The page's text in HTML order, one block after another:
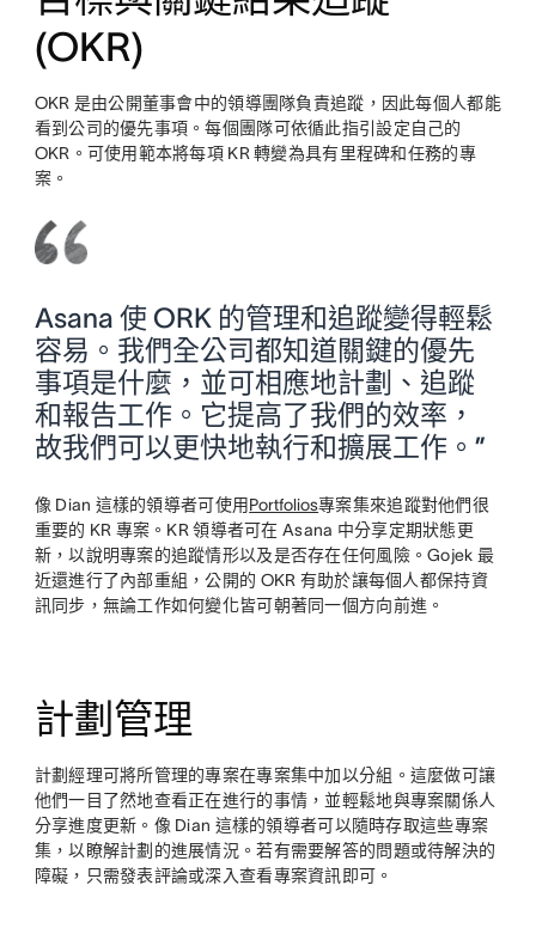
(OKR)
OKR 是由公開董事會中的領導團隊負責追蹤，因此每個人都能
看到公司的優先事項。每個團隊可依循此指引設定自己的
OKR。可使用範本將每項 KR 轉變為具有里程碑和任務的專
案。
Asana 使 ORK 的管理和追蹤變得輕鬆
容易。我們全公司都知道關鍵的優先
事項是什麼，並可相應地計劃、追蹤
和報告工作。它提高了我們的效率，
故我們可以更快地執行和擴展工作。”
像 Dian 這樣的領導者可使用Portfolios專案集來追蹤對他們很
重要的 KR 專案。KR 領導者可在 Asana 中分享定期狀態更
新，以說明專案的追蹤情形以及是否存在任何風險。Gojek 最
近還進行了內部重組，公開的 OKR 有助於讓每個人都保持資
訊同步，無論工作如何變化皆可朝著同一個方向前進。
計劃管理
計劃經理可將所管理的專案在專案集中加以分組。這麼做可讓
他們一目了然地查看正在進行的事情，並輕鬆地與專案關係人
分享進度更新。像 Dian 這樣的領導者可以隨時存取這些專案
集，以瞭解計劃的進展情況。若有需要解答的問題或待解決的
障礙，只需發表評論或深入查看專案資訊即可。